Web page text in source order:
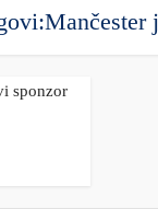
sponzor